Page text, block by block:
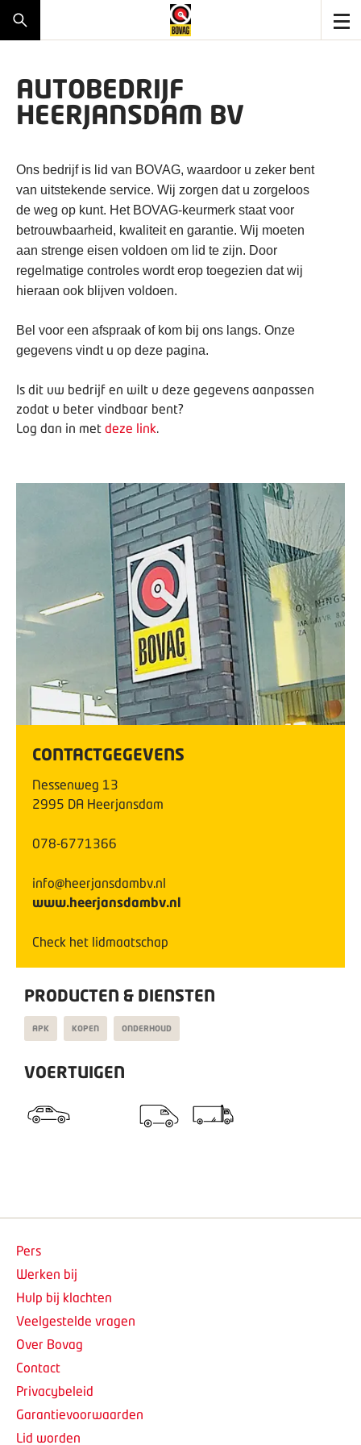
AUTOBEDRIJF
HEERJANSDAM BV
Ons bedrijf is lid van BOVAG, waardoor u zeker bent
van uitstekende service. Wij zorgen dat u zorgeloos
de weg op kunt. Het BOVAG-keurmerk staat voor
betrouwbaarheid, kwaliteit en garantie. Wij moeten
aan strenge eisen voldoen om lid te zijn. Door
regelmatige controles wordt erop toegezien dat wij
hieraan ook blijven voldoen.
Bel voor een afspraak of kom bij ons langs. Onze
gegevens vindt u op deze pagina.
Is dit uw bedrijf en wilt u deze gegevens aanpassen
zodat u beter vindbaar bent?
Log dan in met deze link.
CONTACTGEGEVENS
Nessenweg 13
2995 DA Heerjansdam
078-6771366
info@heerjansdambv.nl
www.heerjansdambv.nl
Check het lidmaatschap
PRODUCTEN & DIENSTEN
APK KOPEN ONDERHOUD
VOERTUIGEN
Pers
Werken bij
Hulp bij klachten
Veelgestelde vragen
Over Bovag
Contact
Privacybeleid
Garantievoorwaarden
Lid worden